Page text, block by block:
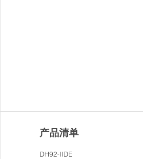
产品清单
DH92-IIDE